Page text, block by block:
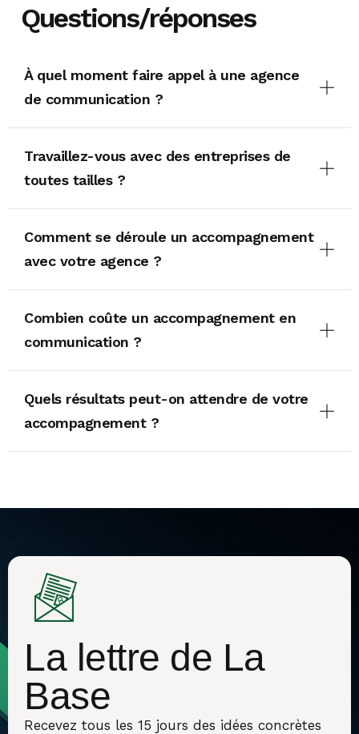
Questions/réponses
À quel moment faire appel à une agence
de communication ?
Travaillez-vous avec des entreprises de
toutes tailles ?
Comment se déroule un accompagnement
avec votre agence ?
Combien coûte un accompagnement en
communication ?
Quels résultats peut-on attendre de votre
accompagnement ?
La lettre de La
Base
Recevez tous les 15 jours des idées concrètes